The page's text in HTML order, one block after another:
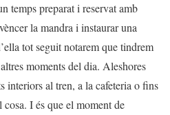
temps preparat i reservat amb
la mandra i instaurar una
tot seguit notarem que tindrem
moments del dia. Aleshores
interiors al tren, a la cafeteria o fins
I és que el moment de